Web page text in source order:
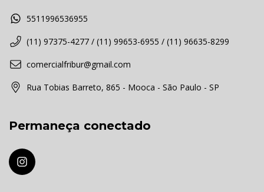
5511996536955
(11) 97375-4277 / (11) 99653-6955 / (11) 96635-8299
comercialfribur@gmail.com
Rua Tobias Barreto, 865 - Mooca - São Paulo - SP
Permaneça conectado